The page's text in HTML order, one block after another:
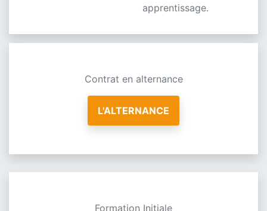
apprentissage.
Contrat en alternance
L'ALTERNANCE
Formation Initiale